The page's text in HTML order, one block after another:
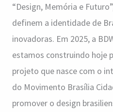
“Design, Memória e
definem a identidade de
inovadoras. Em 2025, a
estamos construindo hoje
projeto que nasce com o
do Movimento Brasília
promover o design